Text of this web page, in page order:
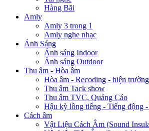
Hàng Bãi
Amly
Amly 3 trong 1
Amly nghe nhạc
Ánh Sáng
Ánh sáng Indoor
Ánh sáng Outdoor
Thu âm - Hòa âm
Hòa âm - Recoding - hiện trường
Thu âm Tack show
Thu âm TVC, Quảng Cáo
Hậu kỳ lồng tiếng - Tiếng động
Cách âm
Vật Liệu Cách Âm (Sound